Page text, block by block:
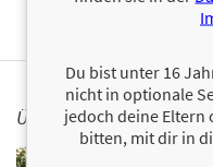
ÜBER JÜRGEN BRATER
Du bist unter 16
nicht in optionale
jedoch deine Eltern
bitten, mit dir in